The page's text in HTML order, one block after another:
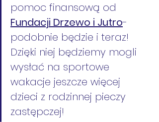
pomoc finansową od
Fundacji Drzewo i Jutro-
podobnie będzie i teraz!
Dzięki niej będziemy mogli
wysłać na sportowe
wakacje jeszcze więcej
dzieci z rodzinnej pieczy
zastępczej!